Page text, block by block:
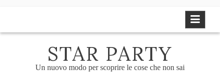
STAR PARTY
Un nuovo modo per scoprire le cose che non sai